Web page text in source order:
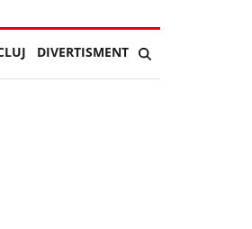
DIVERTISMENT